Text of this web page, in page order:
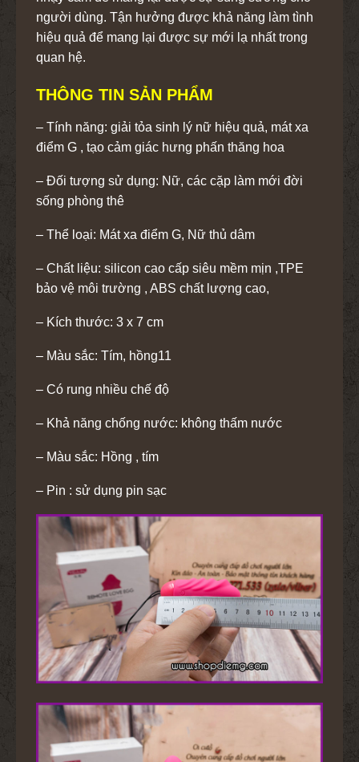
người dùng. Tận hưởng được khả năng làm tình
hiệu quả để mang lại được sự mới lạ nhất trong
quan hệ.
THÔNG TIN SẢN PHẨM
– Tính năng: giải tỏa sinh lý nữ hiệu quả, mát xa
điểm G , tạo cảm giác hưng phấn thăng hoa
– Đối tượng sử dụng: Nữ, các cặp làm mới đời
sống phòng thê
– Thể loại: Mát xa điểm G, Nữ thủ dâm
– Chất liệu: silicon cao cấp siêu mềm mịn ,TPE
bảo vệ môi trường , ABS chất lượng cao,
– Kích thước: 3 x 7 cm
– Màu sắc: Tím, hồng11
– Có rung nhiều chế độ
– Khả năng chống nước: không thấm nước
– Màu sắc: Hồng , tím
– Pin : sử dụng pin sạc